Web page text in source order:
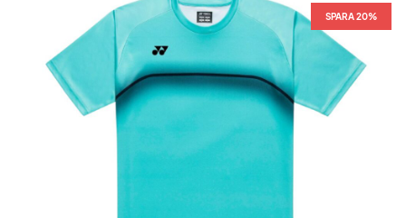
SPARA 20%
SPARA 20%
SPARA 20%
SPARA 20%
SPARA 20%
SPARA 20%
SPARA 20%